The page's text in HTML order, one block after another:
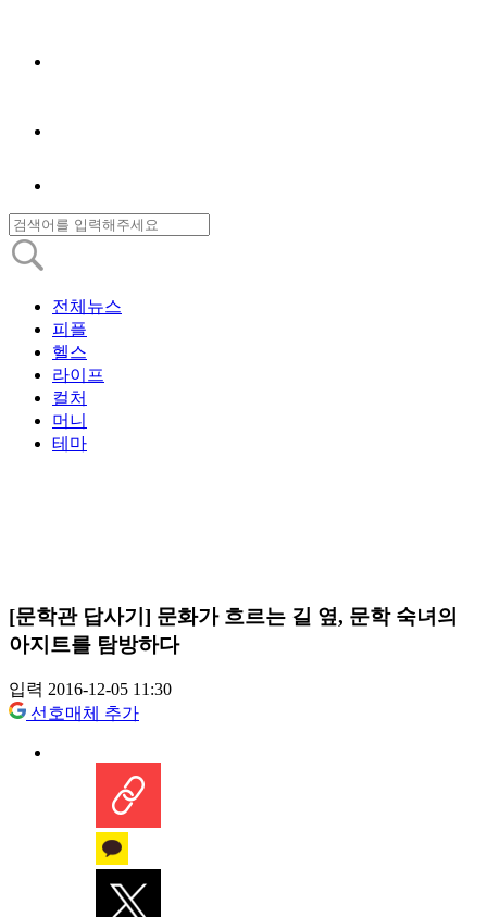
전체뉴스
피플
헬스
라이프
컬처
머니
테마
[문학관 답사기] 문화가 흐르는 길 옆, 문학 숙녀의
아지트를 탐방하다
입력 2016-12-05 11:30
선호매체 추가